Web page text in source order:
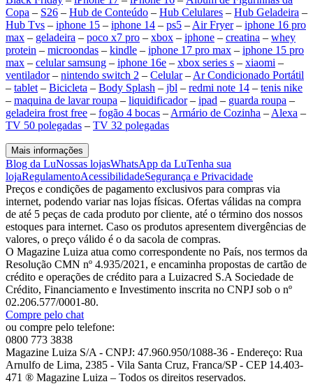
Copa – S26 – Hub de Conteúdo – Hub Celulares – Hub Geladeira –
Hub Tvs – iphone 15 – iphone 14 – ps5 – Air Fryer– iphone 16 pro
max – geladeira – poco x7 pro – xbox – iphone – creatina – whey
protein – microondas – kindle – iphone 17 pro max – iphone 15 pro
max – celular samsung – iphone 16e – xbox series s – xiaomi –
ventilador– nintendo switch 2 – Celular– Ar Condicionado Portátil
– tablet – Bicicleta – Body Splash – jbl – redmi note 14 – tenis nike
– maquina de lavar roupa – liquidificador– ipad – guarda roupa –
geladeira frost free – fogão 4 bocas – Armário de Cozinha – Alexa –
TV 50 polegadas – TV 32 polegadas
Mais informações
Blog da LuNossas lojasWhatsApp da LuTenha sua
lojaRegulamentoAcessibilidadeSegurança e Privacidade
Preços e condições de pagamento exclusivos para compras via
internet, podendo variar nas lojas físicas. Ofertas válidas na compra
de até 5 peças de cada produto por cliente, até o término dos nossos
estoques para internet. Caso os produtos apresentem divergências de
valores, o preço válido é o da sacola de compras.
O Magazine Luiza atua como correspondente no País, nos termos da
Resolução CMN nº 4.935/2021, e encaminha propostas de cartão de
crédito e operações de crédito para a Luizacred S.A Sociedade de
Crédito, Financiamento e Investimento inscrita no CNPJ sob o nº
02.206.577/0001-80.
Compre pelo chat
ou compre pelo telefone:
0800 773 3838
Magazine Luiza S/A - CNPJ: 47.960.950/1088-36 - Endereço: Rua
Arnulfo de Lima, 2385 - Vila Santa Cruz, Franca/SP - CEP 14.403-
471 ® Magazine Luiza – Todos os direitos reservados.